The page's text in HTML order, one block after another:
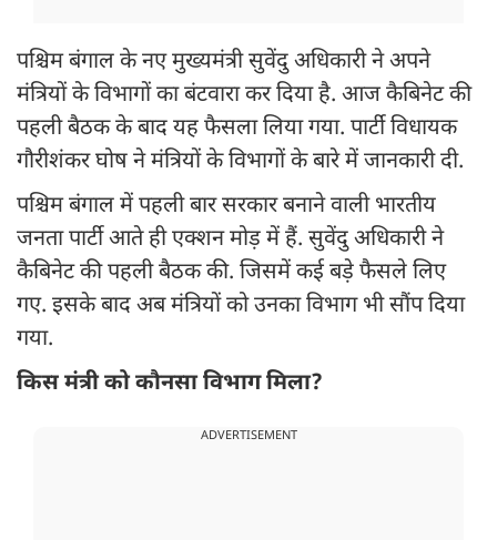
पश्चिम बंगाल के नए मुख्यमंत्री सुवेंदु अधिकारी ने अपने
मंत्रियों के विभागों का बंटवारा कर दिया है. आज कैबिनेट की
पहली बैठक के बाद यह फैसला लिया गया. पार्टी विधायक
गौरीशंकर घोष ने मंत्रियों के विभागों के बारे में जानकारी दी.
पश्चिम बंगाल में पहली बार सरकार बनाने वाली भारतीय
जनता पार्टी आते ही एक्शन मोड़ में हैं. सुवेंदु अधिकारी ने
कैबिनेट की पहली बैठक की. जिसमें कई बड़े फैसले लिए
गए. इसके बाद अब मंत्रियों को उनका विभाग भी सौंप दिया
गया.
किस मंत्री को कौनसा विभाग मिला?
ADVERTISEMENT